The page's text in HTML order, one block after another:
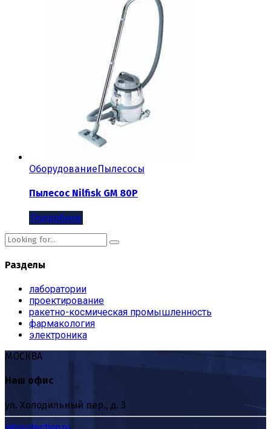
ОборудованиеПылесосы
Пылесос Nilfisk GM 80P
Подробнее
Разделы
лаборатории
проектирование
ракетно-космическая промышленность
фармакология
электроника
МОСКВА
Наш офис
ул. Холодильный пер., д. 3